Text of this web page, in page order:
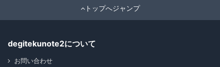
トップへジャンプ
degitekunote2について
お問い合わせ